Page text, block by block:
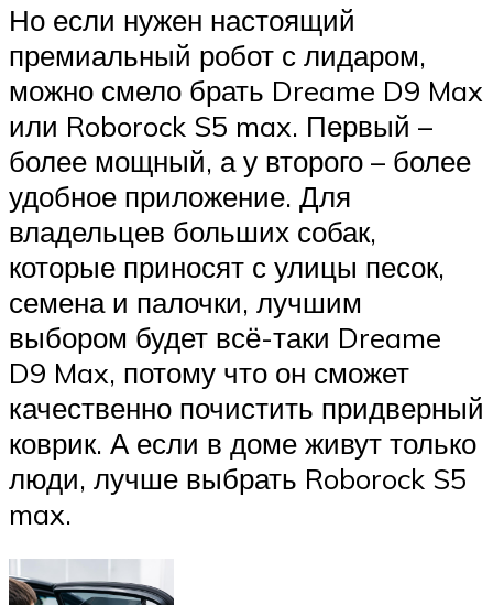
Но если нужен настоящий
премиальный робот с лидаром,
можно смело брать Dreame D9 Max
или Roborock S5 max. Первый –
более мощный, а у второго – более
удобное приложение. Для
владельцев больших собак,
которые приносят с улицы песок,
семена и палочки, лучшим
выбором будет всё-таки Dreame
D9 Max, потому что он сможет
качественно почистить придверный
коврик. А если в доме живут только
люди, лучше выбрать Roborock S5
max.